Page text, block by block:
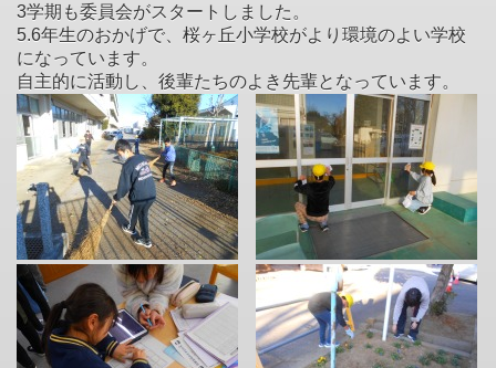
3学期も委員会がスタートしました。
5.6年生のおかげで、桜ヶ丘小学校がより環境のよい学校
になっています。
自主的に活動し、後輩たちのよき先輩となっています。